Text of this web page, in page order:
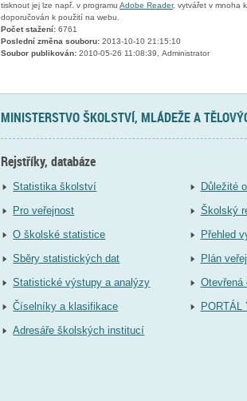
tisknout jej lze např. v programu Adobe Reader, vytvářet v mnoha
doporučován k použití na webu.
Počet stažení: 6761
Poslední změna souboru: 2013-10-10 21:15:10
Soubor publikován: 2010-05-26 11:08:39, Administrator
MINISTERSTVO ŠKOLSTVÍ, MLÁDEŽE A
Rejstříky, databáze
Statistika školství
Pro veřejnost
O školské statistice
Sběry statistických dat
Statistické výstupy a analýzy
Číselníky a klasifikace
Adresáře školských institucí
Důležité
Školský
Přehled
Plán
Otevřená
PORTÁL